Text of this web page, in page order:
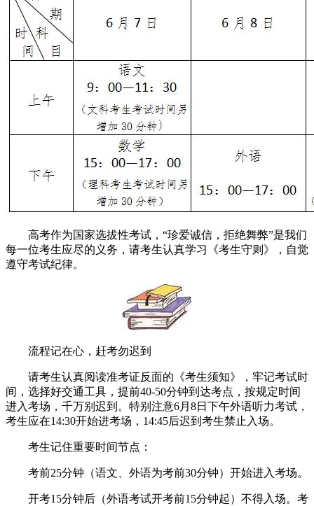
高考作为国家选拔性考试，“珍爱诚信，拒绝舞弊”是我们
每一位考生应尽的义务，请考生认真学习《考生守则》，自觉
遵守考试纪律。
流程记在心，赶考勿迟到
请考生认真阅读准考证反面的《考生须知》，牢记考试时
间，选择好交通工具，提前40-50分钟到达考点，按规定时间
进入考场，千万别迟到。特别注意6月8日下午外语听力考试，
考生应在14:30开始进考场，14:45后迟到考生禁止入场。
考生记住重要时间节点：
考前25分钟（语文、外语为考前30分钟）开始进入考场。
开考15分钟后（外语考试开考前15分钟起）不得入场。考